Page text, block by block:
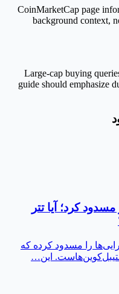
CoinMarketCap page
background context,
Large-cap buying
guide should emphasize
دلار را در ۳۰ روز مسدود کرد؛ آیا تتر
دلار از دارایی‌ها را مسدود کرده که
این…